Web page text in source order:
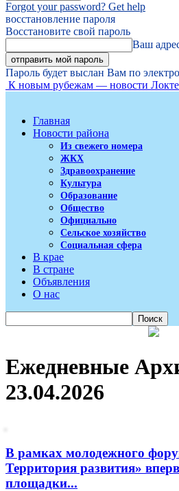
Forgot your password? Get help
восстановление пароля
Восстановите свой пароль
Ваш
Пароль будет выслан Вам по
К новым рубежам — новости
Главная
Новости района
Из свежего номера
ЖКХ
Здравоохранение
Культура
Образование
Общество
Официально
Сельское хозяйство
Социальная сфера
В крае
В стране
Объявления
О нас
Ежедневные
23.04.2026
В рамках молодежного
Территория развития»
площадки...